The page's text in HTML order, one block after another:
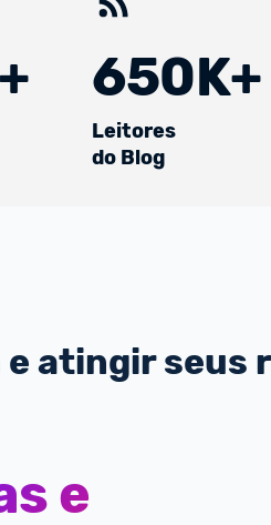
650K+
Leitores
do Blog
atingir seus
e